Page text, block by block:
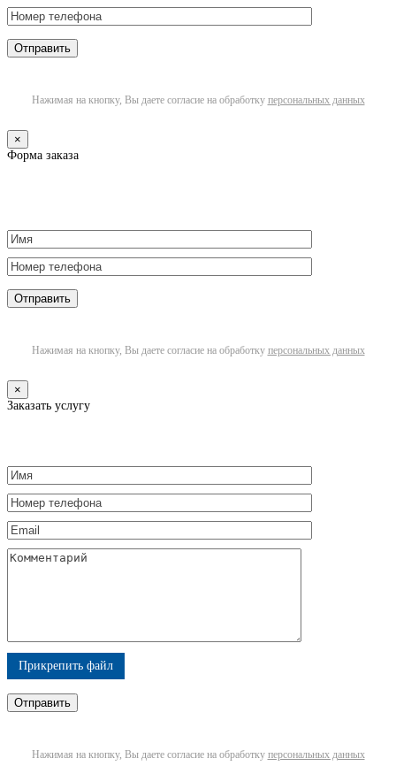
Нажимая на кнопку, Вы даете согласие на обработку персональных данных
×
Форма заказа
Нажимая на кнопку, Вы даете согласие на обработку персональных данных
×
Заказать услугу
Прикрепить файл
Нажимая на кнопку, Вы даете согласие на обработку персональных данных